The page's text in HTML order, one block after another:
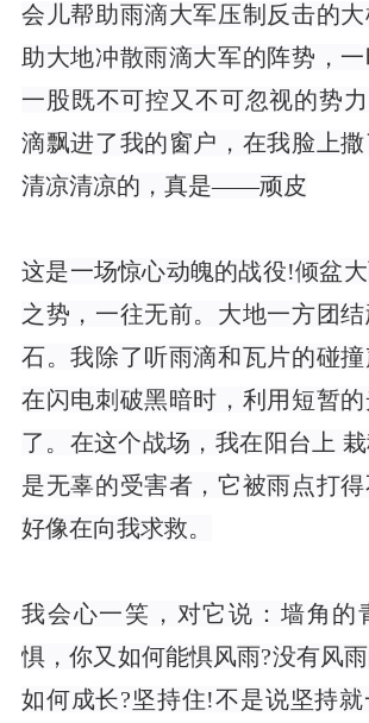
会儿帮助雨滴大军压制反击的
助大地冲散雨滴大军的阵势，
一股既不可控又不可忽视的势
滴飘进了我的窗户，在我脸上撒
清凉清凉的，真是——顽皮
这是一场惊心动魄的战役!倾盆
之势，一往无前。大地一方团
石。我除了听雨滴和瓦片的碰
在闪电刺破黑暗时，利用短暂
了。在这个战场，我在阳台上
是无辜的受害者，它被雨点打得
好像在向我求救。
我会心一笑，对它说：墙角的
惧，你又如何能惧风雨?没有风
如何成长?坚持住!不是说坚持